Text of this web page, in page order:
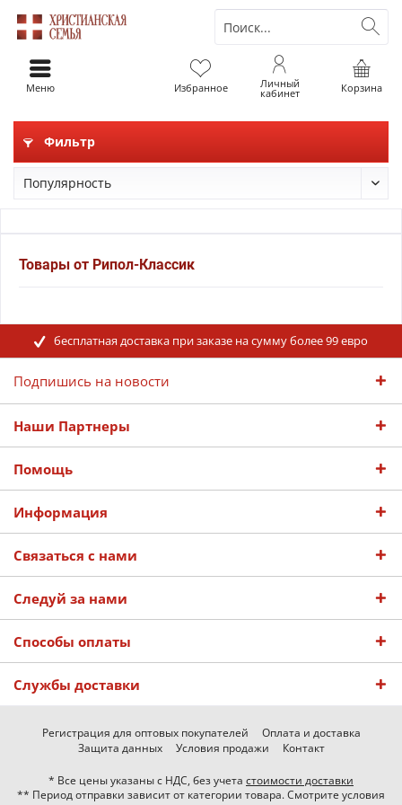
Корзина
Избранное Личный
кабинет
Меню
Фильтр
Товары от Рипол-Классик
бесплатная доставка при заказе на сумму более 99 евро
Подпишись на новости
Наши Партнеры
Помощь
Информация
Связаться с нами
Следуй за нами
Способы оплаты
Службы доставки
Регистрация для оптовых покупателей
Оплата и доставка
Защита данных
Условия продажи Контакт
* Все цены указаны с НДС, без учета стоимости доставки
** Период отправки зависит от категории товара. Смотрите условия